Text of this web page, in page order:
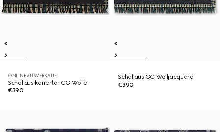
ONLINE AUSVERKAUFT
Schal aus karierter GG Wolle
€390
Schal aus GG Wolljacquard
€390